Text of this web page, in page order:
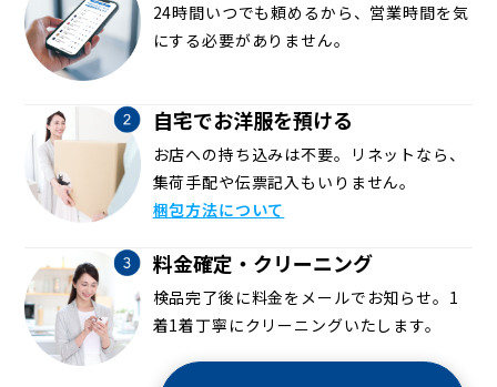
24時間いつでも頼めるから、営業時間を気
にする必要がありません。
自宅でお洋服を預ける
お店への持ち込みは不要。リネットなら、
集荷手配や伝票記入もいりません。
梱包方法について
料金確定・クリーニング
検品完了後に料金をメールでお知らせ。1
着1着丁寧にクリーニングいたします。